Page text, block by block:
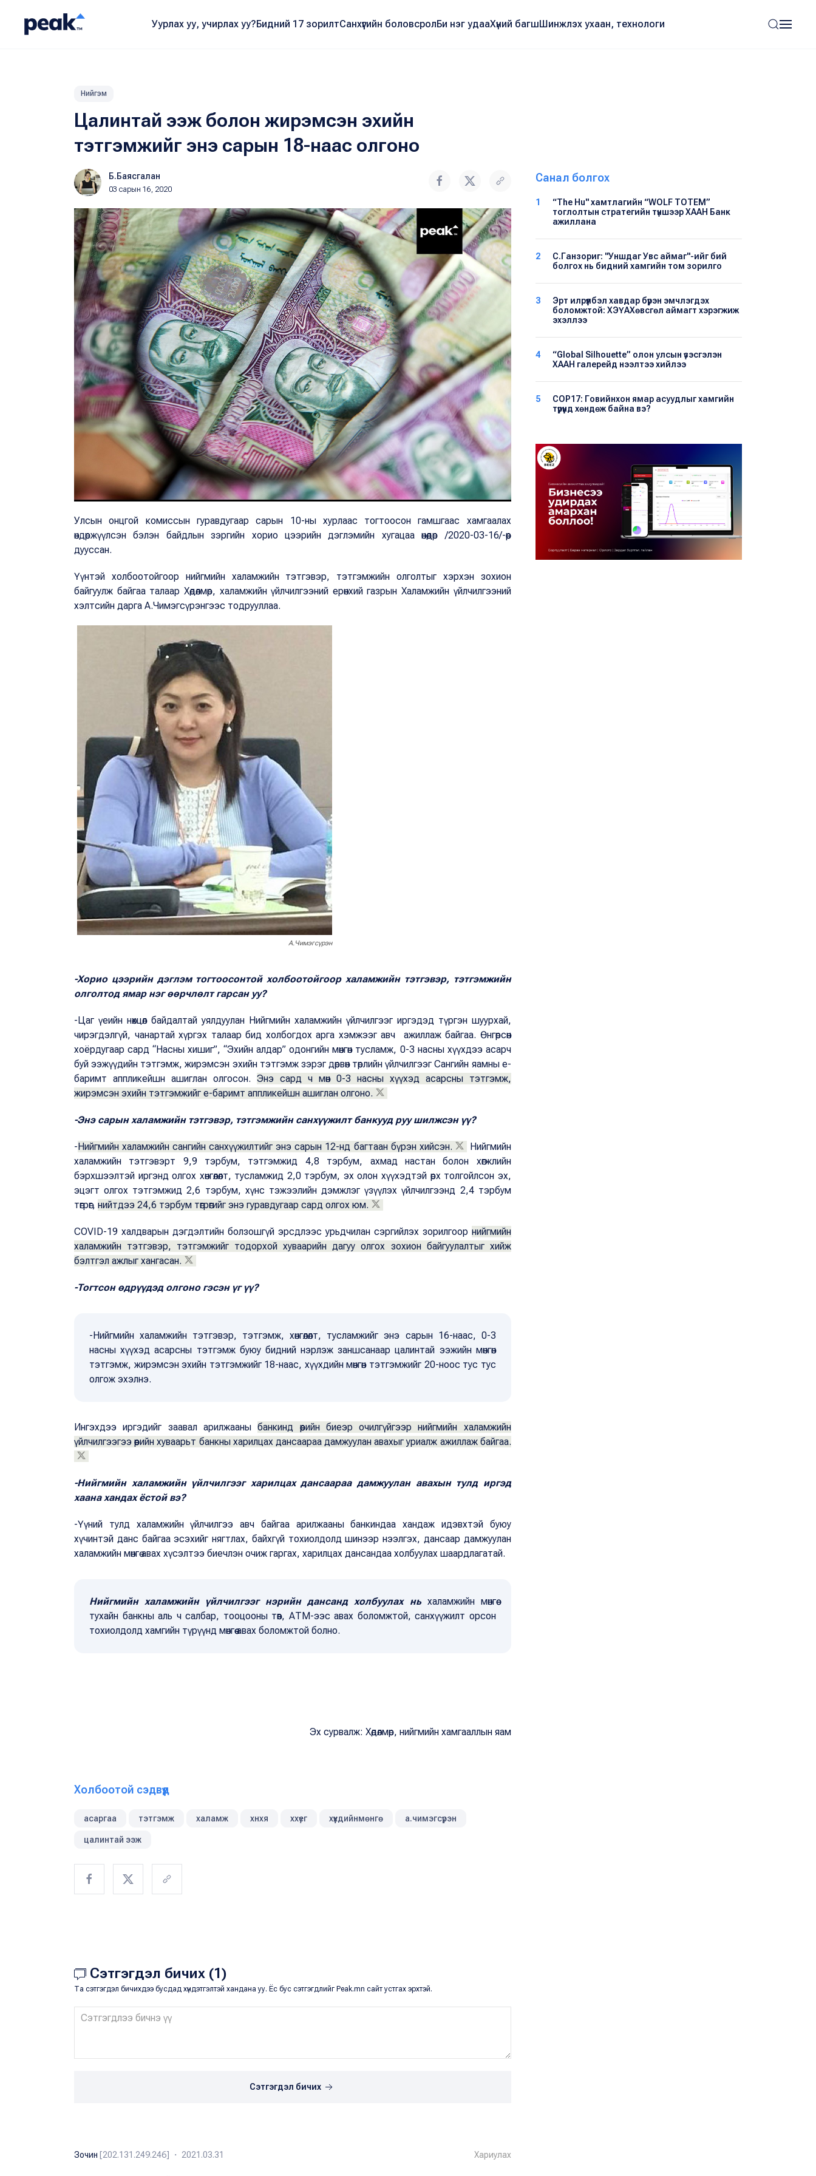
Уурлах уу, учирлах уу?Бидний 17 зорилтСанхүүгийн боловсролБи нэг удааХүний багшШинжлэх ухаан, технологи
Нийгэм
Цалинтай ээж болон жирэмсэн эхийн
тэтгэмжийг энэ сарын 18-наас олгоно
Б.Баясгалан
03 сарын 16, 2020
Улсын онцгой комиссын гуравдугаар сарын 10-ны хурлаас тогтоосон гамшгаас хамгаалах
өндөржүүлсэн бэлэн байдлын зэргийн хорио цээрийн дэглэмийн хугацаа өнөөдөр /2020-03-16/-өөр
дууссан.
Үүнтэй холбоотойгоор нийгмийн халамжийн тэтгэвэр, тэтгэмжийн олголтыг хэрхэн зохион
байгуулж байгаа талаар Хөдөлмөр, халамжийн үйлчилгээний ерөнхий газрын Халамжийн үйлчилгээний
хэлтсийн дарга А.Чимэгсүрэнгээс тодрууллаа.
А.Чимэгсүрэн
-Хорио цээрийн дэглэм тогтоосонтой холбоотойгоор халамжийн тэтгэвэр, тэтгэмжийн
олголтод ямар нэг өөрчлөлт гарсан уу?
-Цаг үеийн нөхцөл байдалтай уялдуулан Нийгмийн халамжийн үйлчилгээг иргэдэд түргэн шуурхай,
чирэгдэлгүй, чанартай хүргэх талаар бид холбогдох арга хэмжээг авч ажиллаж байгаа. Өнгөрсөн
хоёрдугаар сард “Насны хишиг”, “Эхийн алдар” одонгийн мөнгөн тусламж, 0-3 насны хүүхдээ асарч
буй ээжүүдийн тэтгэмж, жирэмсэн эхийн тэтгэмж зэрэг дөрвөн төрлийн үйлчилгээг Сангийн яамны е-
баримт аппликейшн ашиглан олгосон. Энэ сард ч мөн 0-3 насны хүүхэд асарсны тэтгэмж,
жирэмсэн эхийн тэтгэмжийг е-баримт аппликейшн ашиглан олгоно.
-Энэ сарын халамжийн тэтгэвэр, тэтгэмжийн санхүүжилт банкууд руу шилжсэн үү?
-Нийгмийн халамжийн сангийн санхүүжилтийг энэ сарын 12-нд багтаан бүрэн хийсэн.
Нийгмийн
халамжийн тэтгэвэрт 9,9 тэрбум, тэтгэмжид 4,8 тэрбум, ахмад настан болон хөгжлийн
бэрхшээлтэй иргэнд олгох хөнгөлөлт, тусламжид 2,0 тэрбум, эх олон хүүхэдтэй өрх толгойлсон эх,
эцэгт олгох тэтгэмжид 2,6 тэрбум, хүнс тэжээлийн дэмжлэг үзүүлэх үйлчилгээнд 2,4 тэрбум
төгрөг, нийтдээ 24,6 тэрбум төгрөгийг энэ гуравдугаар сард олгох юм.
COVID-19 халдварын дэгдэлтийн болзошгүй эрсдлээс урьдчилан сэргийлэх зорилгоор нийгмийн
халамжийн тэтгэвэр, тэтгэмжийг тодорхой хуваарийн дагуу олгох зохион байгуулалтыг хийж
бэлтгэл ажлыг хангасан.
-Тогтсон өдрүүдэд олгоно гэсэн үг үү?
-Нийгмийн халамжийн тэтгэвэр, тэтгэмж, хөнгөлөлт, тусламжийг энэ сарын 16-наас, 0-3
насны хүүхэд асарсны тэтгэмж буюу бидний нэрлэж заншсанаар цалинтай ээжийн мөнгөн
тэтгэмж, жирэмсэн эхийн тэтгэмжийг 18-наас, хүүхдийн мөнгөн тэтгэмжийг 20-ноос тус тус
олгож эхэлнэ.
Ингэхдээ иргэдийг заавал арилжааныбанкинд өөрийн биеэр очилгүйгээр нийгмийн халамжийн
үйлчилгээгээ өөрийн хуваарьт банкны харилцах дансаараа дамжуулан авахыг уриалж ажиллаж байгаа.
-Нийгмийн халамжийн үйлчилгээг харилцах дансаараа дамжуулан авахын тулд иргэд
хаана хандах ёстой вэ?
-Үүний тулд халамжийн үйлчилгээ авч байгаа арилжааны банкиндаа хандаж идэвхтэй буюу
хүчинтэй данс байгаа эсэхийг нягтлах, байхгүй тохиолдолд шинээр нээлгэх, дансаар дамжуулан
халамжийн мөнгө авах хүсэлтээ биечлэн очиж гаргах, харилцах дансандаа холбуулах шаардлагатай.
Нийгмийн халамжийн үйлчилгээг нэрийн дансанд холбуулах ньхаламжийн мөнгөө
тухайн банкны аль ч салбар, тооцооны төв, АТМ-ээс авах боломжтой, санхүүжилт орсон
тохиолдолд хамгийн түрүүнд мөнгөө авах боломжтой болно.
Эх сурвалж: Хөдөлмөр, нийгмийн хамгааллын яам
Холбоотой сэдвүүд
асаргаа тэтгэмж халамж хнхя ххүег хүүхдийнмөнгө а.чимэгсүрэн
цалинтай ээж
Сэтгэгдэл бичих (1)
Та сэтгэгдэл бичихдээ бусдад хүндэтгэлтэй хандана уу. Ёс бус сэтгэгдлийг Peak.mn сайт устгах эрхтэй.
Сэтгэгдэл бичих
Зочин [202.131.249.246] ・ 2021.03.31 Хариулах
Санал болгох
1
“The Hu" хамтлагийн “WOLF TOTEM”
тоглолтын стратегийн түншээр ХААН Банк
ажиллана
2
С.Ганзориг: "Уншдаг Увс аймаг"-ийг бий
болгох нь бидний хамгийн том зорилго
3
Эрт илрүүлбэл хавдар бүрэн эмчлэгдэх
боломжтой: ХЭҮА​Хөвсгөл аймагт хэрэгжиж
эхэллээ
4
“Global Silhouette” олон улсын үзэсгэлэн
ХААН галерейд нээлтээ хийлээ
5
COP17: Говийнхон ямар асуудлыг хамгийн
түрүүнд хөндөж байна вэ?